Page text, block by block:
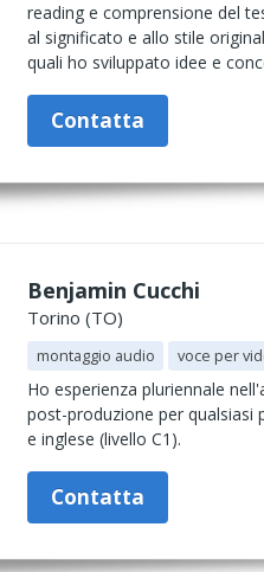
reading e comprensione del
al significato e allo stile
quali ho sviluppato idee e
Contatta
Benjamin Cucchi
Torino (TO)
montaggio audio voce per
Ho esperienza pluriennale
post-produzione per qualsiasi
e inglese (livello C1).
Contatta